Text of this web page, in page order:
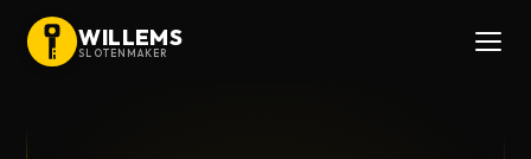
WILLEMS
SLOTENMAKER